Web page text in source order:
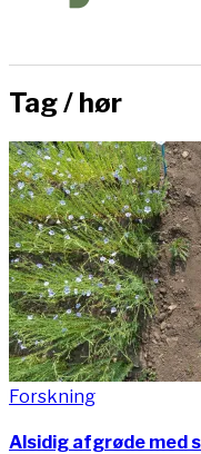
Tag / hør
Forskning
Alsidig afgrøde med